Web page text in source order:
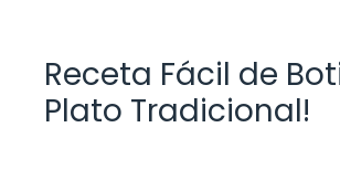
Receta Fácil de
Plato Tradicional!